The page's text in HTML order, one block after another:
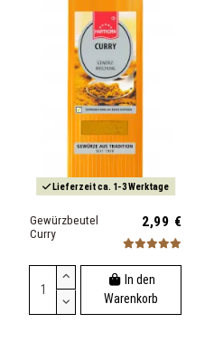
Lieferzeit ca. 1-3 Werktage
Gewürzbeutel
Curry
2,99 €
In den
Warenkorb